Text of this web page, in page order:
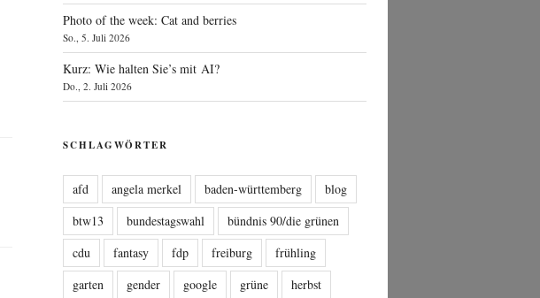
Photo of the week: Cat and berries
So., 5. Juli 2026
Kurz: Wie halten Sie’s mit AI?
Do., 2. Juli 2026
SCHLAGWÖRTER
afd angela merkel baden-württemberg
blog
btw13
bundestagswahl
bündnis 90/die grünen
cdu
fantasy fdp freiburg
frühling
garten
gender google grüne
herbst